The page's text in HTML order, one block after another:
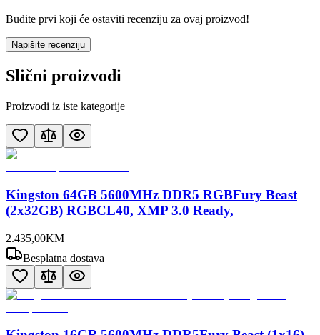
Budite prvi koji će ostaviti recenziju za ovaj proizvod!
Napišite recenziju
Slični proizvodi
Proizvodi iz iste kategorije
Kingston 64GB 5600MHz DDR5 RGBFury Beast
(2x32GB) RGBCL40, XMP 3.0 Ready,
2.435,00KM
Besplatna dostava